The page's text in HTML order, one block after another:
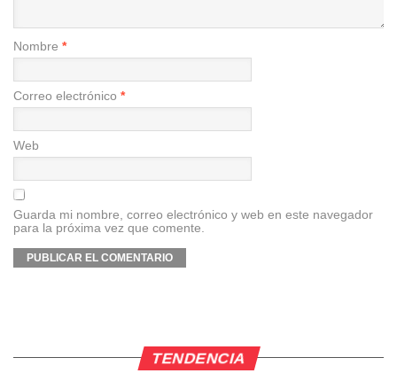
Nombre *
Correo electrónico *
Web
Guarda mi nombre, correo electrónico y web en este navegador
para la próxima vez que comente.
TENDENCIA